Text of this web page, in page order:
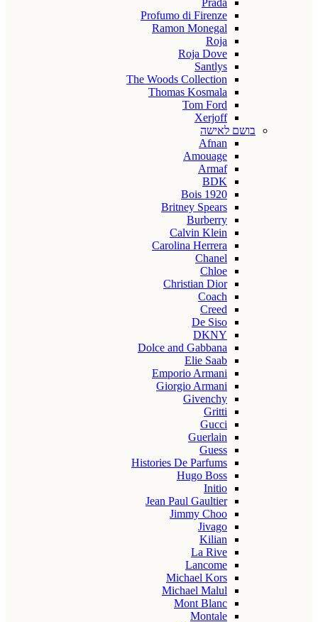
Prada
Profumo di Firenze
Ramon Monegal
Roja
Roja Dove
Santlys
The Woods Collection
Thomas Kosmala
Tom Ford
Xerjoff
בושם לאישה
Afnan
Amouage
Armaf
BDK
Bois 1920
Britney Spears
Burberry
Calvin Klein
Carolina Herrera
Chanel
Chloe
Christian Dior
Coach
Creed
De Siso
DKNY
Dolce and Gabbana
Elie Saab
Emporio Armani
Giorgio Armani
Givenchy
Gritti
Gucci
Guerlain
Guess
Histories De Parfums
Hugo Boss
Initio
Jean Paul Gaultier
Jimmy Choo
Jivago
Kilian
La Rive
Lancome
Michael Kors
Michael Malul
Mont Blanc
Montale